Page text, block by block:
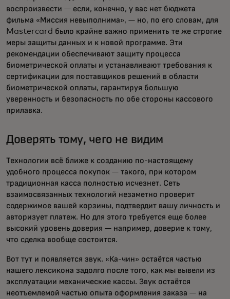
воспроизвести — если, конечно, у вас нет бюджета
фильма «Миссия невыполнима», — но, по его словам, для
Mastercard было крайне важно применить те же строгие
меры защиты данных и к новой программе. Эти
рекомендации обеспечивают защиту процесса
биометрической оплаты и устанавливают требования к
сертификации для поставщиков решений в области
биометрической оплаты, гарантируя большую
уверенность и безопасность по обе стороны кассового
прилавка.
Доверять тому, чего не видим
Технологии всё ближе к созданию по-настоящему
удобного процесса покупок — такого, при котором
традиционная касса полностью исчезнет. Сеть
взаимосвязанных технологий незаметно проверит
содержимое вашей корзины, подтвердит вашу личность и
авторизует платеж. Но для этого требуется еще более
высокий уровень доверия — например, доверие к тому,
что сделка вообще состоится.
Вот тут и появляется звук. «Ка-чин» остаётся частью
нашего лексикона задолго после того, как мы вывели из
эксплуатации механические кассы. Звук остаётся
неотъемлемой частью опыта оформления заказа — на